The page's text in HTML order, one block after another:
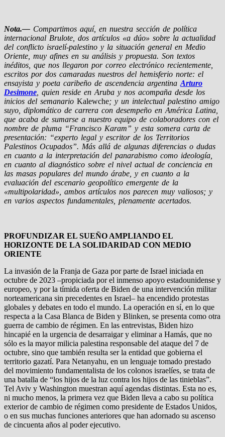
Nota.— Compartimos aquí, en nuestra sección de política
internacional Brulote, dos artículos «a dúo» sobre la actualidad
del conflicto israelí-palestino y la situación general en Medio
Oriente, muy afines en su análisis y propuesta. Son textos
inéditos, que nos llegaron por correo electrónico recientemente,
escritos por dos camaradas nuestros del hemisferio norte: el
ensayista y poeta caribeño de ascendencia argentinaArturo
Desimone, quien reside en Aruba y nos acompaña desde los
inicios del semanario Kalewche; y un intelectual palestino amigo
suyo, diplomático de carrera con desempeño en América Latina,
que acaba de sumarse a nuestro equipo de colaboradores con el
nombre de pluma “Francisco Karam” y esta somera carta de
presentación: “experto legal y escritor de los Territorios
Palestinos Ocupados”. Más allá de algunas diferencias o dudas
en cuanto a la interpretación del panarabismo como ideología,
en cuanto al diagnóstico sobre el nivel actual de conciencia en
las masas populares del mundo árabe, y en cuanto a la
evaluación del escenario geopolítico emergente de la
«multipolaridad», ambos artículos nos parecen muy valiosos; y
en varios aspectos fundamentales, plenamente acertados.
PROFUNDIZAR EL SUEÑO AMPLIANDO EL
HORIZONTE DE LA SOLIDARIDAD CON MEDIO
ORIENTE
La invasión de la Franja de Gaza por parte de Israel iniciada en
octubre de 2023 –propiciada por el inmenso apoyo estadounidense y
europeo, y por la tímida oferta de Biden de una intervención militar
norteamericana sin precedentes en Israel– ha encendido protestas
globales y debates en todo el mundo. La operación en sí, en lo que
respecta a la Casa Blanca de Biden y Blinken, se presenta como otra
guerra de cambio de régimen. En las entrevistas, Biden hizo
hincapié en la urgencia de desarraigar y eliminar a Hamás, que no
sólo es la mayor milicia palestina responsable del ataque del 7 de
octubre, sino que también resulta ser la entidad que gobierna el
territorio gazatí. Para Netanyahu, en un lenguaje tomado prestado
del movimiento fundamentalista de los colonos israelíes, se trata de
una batalla de “los hijos de la luz contra los hijos de las tinieblas”.
Tel Aviv y Washington muestran aquí agendas distintas. Esta no es,
ni mucho menos, la primera vez que Biden lleva a cabo su política
exterior de cambio de régimen como presidente de Estados Unidos,
o en sus muchas funciones anteriores que han adornado su ascenso
de cincuenta años al poder ejecutivo.